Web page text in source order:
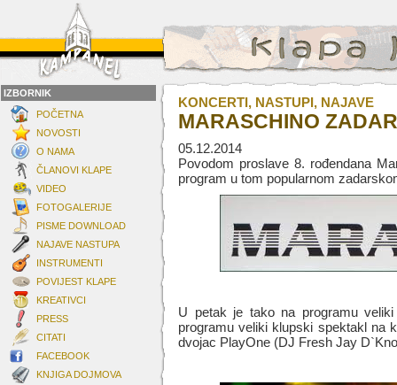
IZBORNIK
POČETNA
NOVOSTI
O NAMA
ČLANOVI KLAPE
VIDEO
FOTOGALERIJE
PISME DOWNLOAD
NAJAVE NASTUPA
INSTRUMENTI
POVIJEST KLAPE
KREATIVCI
PRESS
CITATI
FACEBOOK
KNJIGA DOJMOVA
KONCERTI, NASTUPI, NAJAVE
MARASCHINO ZADAR
05.12.2014
Povodom proslave 8. rođendana
program u tom popularnom
U petak je tako na programu veliki
programu veliki klupski spektakl na
dvojac PlayOne (DJ Fresh Jay